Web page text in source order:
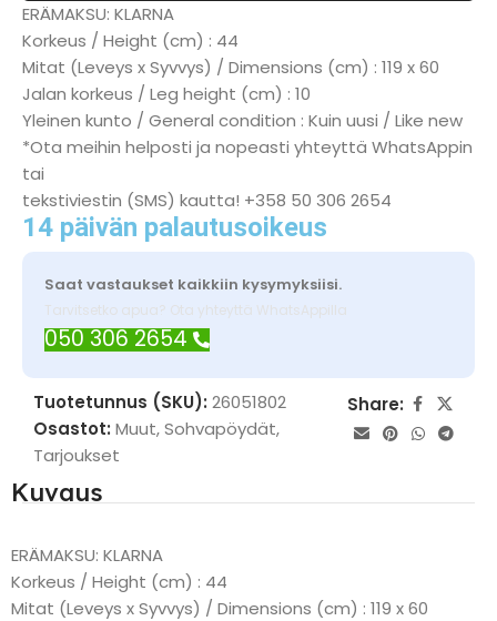
ERÄMAKSU: KLARNA
Korkeus / Height (cm) : 44
Mitat (Leveys x Syvvys) / Dimensions (cm) : 119 x 60
Jalan korkeus / Leg height (cm) : 10
Yleinen kunto / General condition : Kuin uusi / Like new
*Ota meihin helposti ja nopeasti yhteyttä WhatsAppin
tai
tekstiviestin (SMS) kautta! +358 50 306 2654
14 päivän palautusoikeus
Saat vastaukset kaikkiin kysymyksiisi.
Tarvitsetko apua? Ota yhteyttä WhatsAppilla
050 306 2654
Tuotetunnus (SKU): 26051802
Osastot: Muut,Sohvapöydät,
Tarjoukset
Share:
Kuvaus
ERÄMAKSU: KLARNA
Korkeus / Height (cm) : 44
Mitat (Leveys x Syvvys) / Dimensions (cm) : 119 x 60